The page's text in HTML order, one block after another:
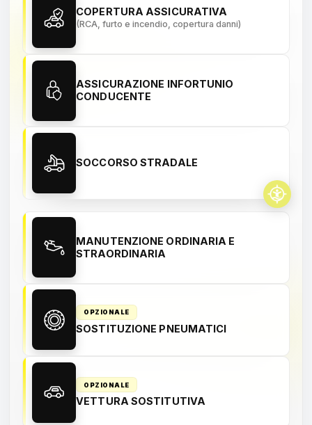
COPERTURA ASSICURATIVA
(RCA, furto e incendio, copertura danni)
ASSICURAZIONE INFORTUNIO
CONDUCENTE
SOCCORSO STRADALE
MANUTENZIONE ORDINARIA E
STRAORDINARIA
OPZIONALE
SOSTITUZIONE PNEUMATICI
OPZIONALE
VETTURA SOSTITUTIVA